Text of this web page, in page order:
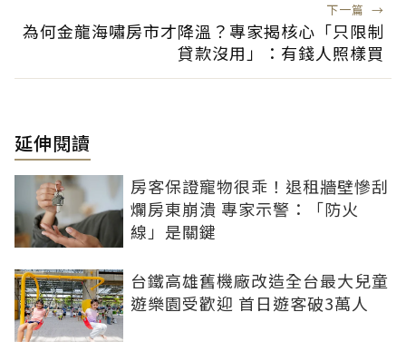
下一篇 →
為何金龍海嘯房市才降溫？專家揭核心「只限制
貸款沒用」：有錢人照樣買
延伸閱讀
房客保證寵物很乖！退租牆壁慘刮
爛房東崩潰 專家示警：「防火
線」是關鍵
台鐵高雄舊機廠改造全台最大兒童
遊樂園受歡迎 首日遊客破3萬人